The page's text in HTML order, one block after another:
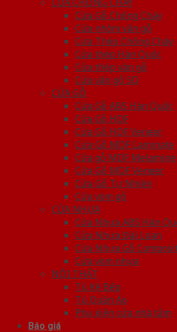
Cửa Gỗ Chống Cháy
Cửa nhôm vân gỗ
Cửa Thép Chống Cháy
Cửa thép Hàn Quốc
Cửa thép vân gỗ
Cửa vân gỗ 5D
CỬA GỖ
Cửa Gỗ ABS Hàn Quốc
Cửa Gỗ HDF
Cửa Gỗ HDF Veneer
Cửa Gỗ MDF Laminate
Cửa gỗ MDF Melamine
Cửa Gỗ MDF Veneer
Cửa Gỗ Tự Nhiên
Cửa vòm gỗ
CỬA NHỰA
Cửa Nhựa ABS Hàn
Cửa Nhựa Đài Loan
Cửa Nhựa Gỗ
Cửa vòm nhựa
NỘI THẤT
Tủ Kệ Bếp
Tủ Quần Áo
Phụ kiện cửa nhà tắm
Báo giá